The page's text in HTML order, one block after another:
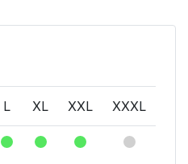
L XL XXL XXXL